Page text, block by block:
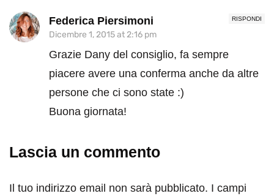
RISPONDI
Federica Piersimoni
Dicembre 1, 2015 at 2:16 pm
Grazie Dany del consiglio, fa sempre
piacere avere una conferma anche da altre
persone che ci sono state :)
Buona giornata!
Lascia un commento
Il tuo indirizzo email non sarà pubblicato. I campi